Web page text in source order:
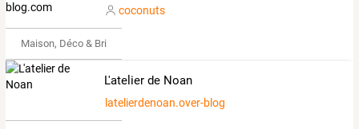
coconuts
Maison, Déco & Bricolage
L'atelier de Noan
latelierdenoan.over-blog.com